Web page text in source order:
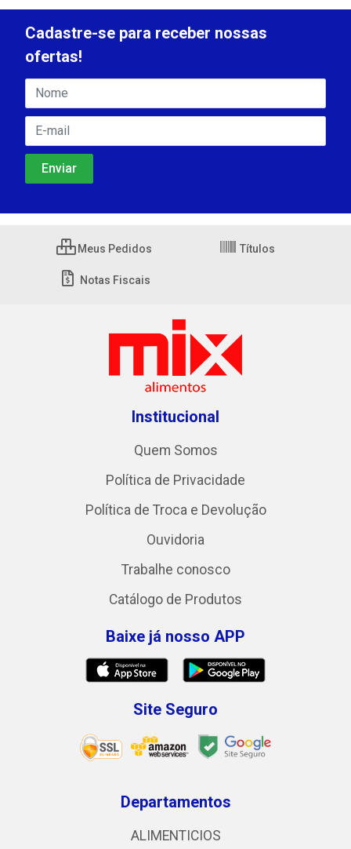
Cadastre-se para receber nossas
ofertas!
Meus Pedidos Títulos
Notas Fiscais
Institucional
Quem Somos
Política de Privacidade
Política de Troca e Devolução
Ouvidoria
Trabalhe conosco
Catálogo de Produtos
Baixe já nosso APP
Site Seguro
Departamentos
ALIMENTICIOS